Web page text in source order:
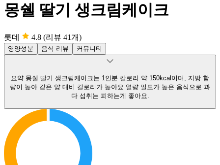
몽쉘 딸기 생크림케이크
롯데 4.8 (리뷰 41개)
영양성분 음식 리뷰 커뮤니티
요약 몽쉘 딸기 생크림케이크는 1인분 칼로리 약 150kcal이며, 지방 함
량이 높아 같은 양 대비 칼로리가 높아요 열량 밀도가 높은 음식으로 과
다 섭취는 피하는게 좋아요.